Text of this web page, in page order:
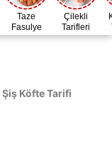
Taze
Fasulye
Zamanı
Çilekli
Tarifleri
Şiş Köfte Tarifi